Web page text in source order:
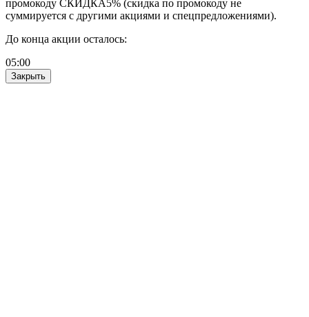
промокоду СКИДКА5% (скидка по промокоду не
суммируется с другими акциями и спецпредложениями).
До конца акции осталось:
05:00
Закрыть